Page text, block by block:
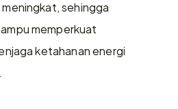
sehingga
memperkuat
ketahanan energi